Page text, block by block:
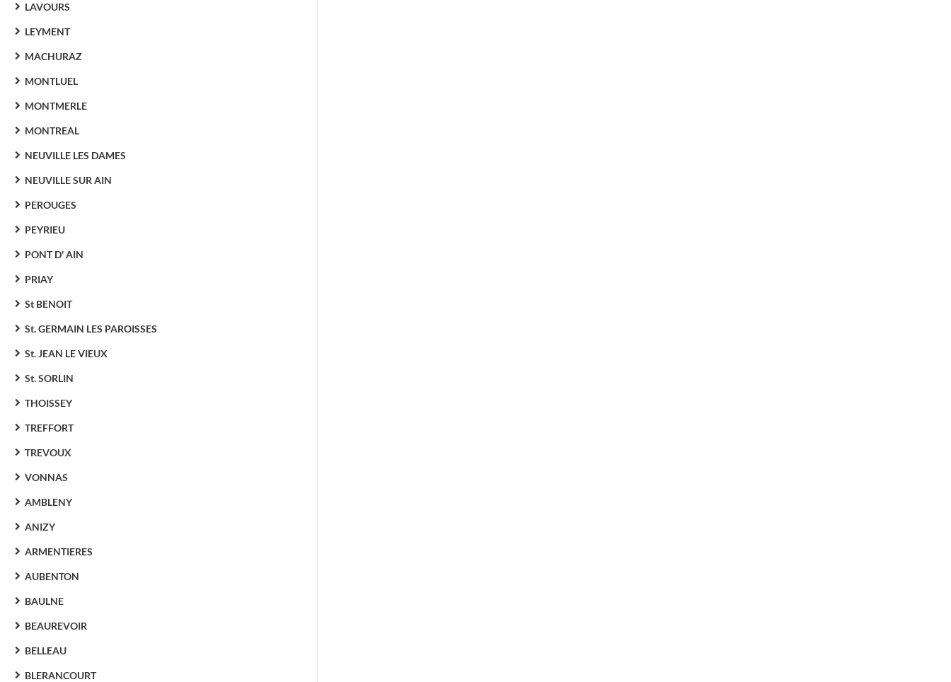
LAVOURS
LEYMENT
MACHURAZ
MONTLUEL
MONTMERLE
MONTREAL
NEUVILLE LES DAMES
NEUVILLE SUR AIN
PEROUGES
PEYRIEU
PONT D' AIN
PRIAY
St BENOIT
St. GERMAIN LES PAROISSES
St. JEAN LE VIEUX
St. SORLIN
THOISSEY
TREFFORT
TREVOUX
VONNAS
AMBLENY
ANIZY
ARMENTIERES
AUBENTON
BAULNE
BEAUREVOIR
BELLEAU
BLERANCOURT